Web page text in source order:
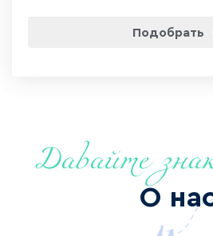
Подобрать
О
Давайте